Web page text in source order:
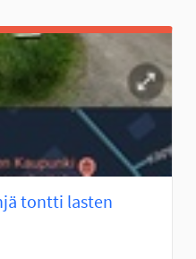
tontti lasten